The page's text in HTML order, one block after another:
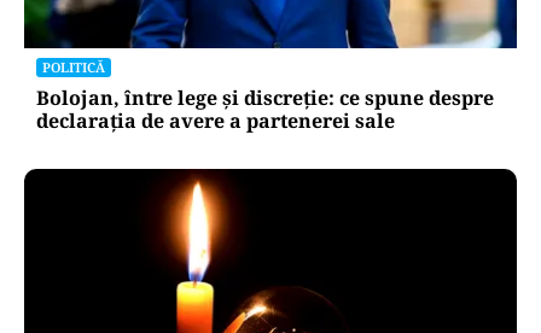
POLITICĂ
Bolojan, între lege și discreție: ce spune despre
declarația de avere a partenerei sale